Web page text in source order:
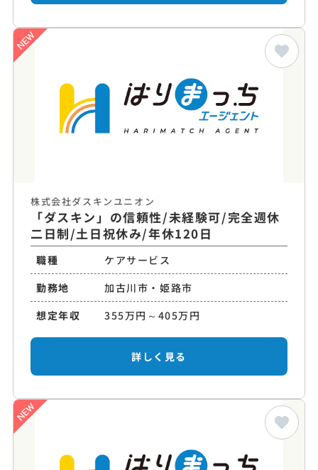
株式会社ダスキンユニオン
「ダスキン」の信頼性/未経験可/完全週休
二日制/土日祝休み/年休120日
職種
ケアサービス
勤務地
加古川市・姫路市
想定年収
355万円～405万円
詳しく見る